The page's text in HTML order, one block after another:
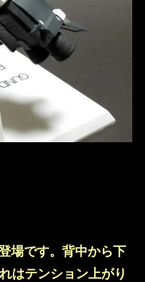
場です。背中から下
はテンション上がり